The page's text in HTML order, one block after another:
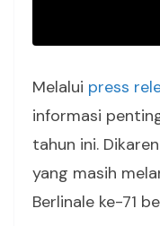
Melalui press
informasi
tahun ini.
yang masih
Berlinale ke-71